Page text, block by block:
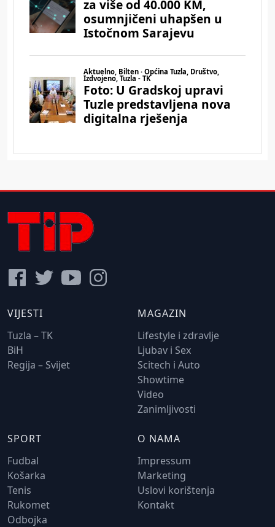
VIJESTI
Tuzla – TK
BiH
Regija – Svijet
MAGAZIN
Lifestyle i zdravlje
Ljubav i Sex
Scitech i Auto
Showtime
Video
Zanimljivosti
SPORT
Fudbal
Košarka
Tenis
Rukomet
Odbojka
O NAMA
Impressum
Marketing
Uslovi korištenja
Kontakt